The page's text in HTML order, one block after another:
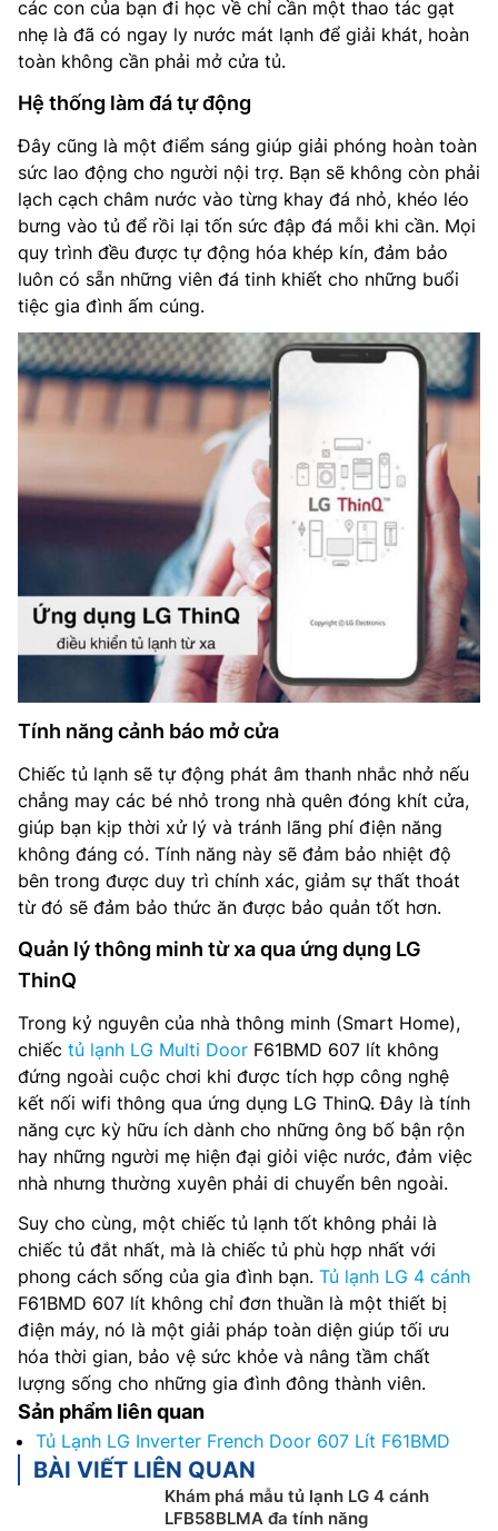
các con của bạn đi học về chỉ cần một thao tác gạt
nhẹ là đã có ngay ly nước mát lạnh để giải khát, hoàn
toàn không cần phải mở cửa tủ.
Hệ thống làm đá tự động
Đây cũng là một điểm sáng giúp giải phóng hoàn toàn
sức lao động cho người nội trợ. Bạn sẽ không còn phải
lạch cạch châm nước vào từng khay đá nhỏ, khéo léo
bưng vào tủ để rồi lại tốn sức đập đá mỗi khi cần. Mọi
quy trình đều được tự động hóa khép kín, đảm bảo
luôn có sẵn những viên đá tinh khiết cho những buổi
tiệc gia đình ấm cúng.
Tính năng cảnh báo mở cửa
Chiếc tủ lạnh sẽ tự động phát âm thanh nhắc nhở nếu
chẳng may các bé nhỏ trong nhà quên đóng khít cửa,
giúp bạn kịp thời xử lý và tránh lãng phí điện năng
không đáng có. Tính năng này sẽ đảm bảo nhiệt độ
bên trong được duy trì chính xác, giảm sự thất thoát
từ đó sẽ đảm bảo thức ăn được bảo quản tốt hơn.
Quản lý thông minh từ xa qua ứng dụng LG
ThinQ
Trong kỷ nguyên của nhà thông minh (Smart Home),
chiếc tủ lạnh LG Multi Door F61BMD 607 lít không
đứng ngoài cuộc chơi khi được tích hợp công nghệ
kết nối wifi thông qua ứng dụng LG ThinQ. Đây là tính
năng cực kỳ hữu ích dành cho những ông bố bận rộn
hay những người mẹ hiện đại giỏi việc nước, đảm việc
nhà nhưng thường xuyên phải di chuyển bên ngoài.
Suy cho cùng, một chiếc tủ lạnh tốt không phải là
chiếc tủ đắt nhất, mà là chiếc tủ phù hợp nhất với
phong cách sống của gia đình bạn. Tủ lạnh LG 4 cánh
F61BMD 607 lít không chỉ đơn thuần là một thiết bị
điện máy, nó là một giải pháp toàn diện giúp tối ưu
hóa thời gian, bảo vệ sức khỏe và nâng tầm chất
lượng sống cho những gia đình đông thành viên.
Sản phẩm liên quan
Tủ Lạnh LG Inverter French Door 607 Lít F61BMD
BÀI VIẾT LIÊN QUAN
Khám phá mẫu tủ lạnh LG 4 cánh
LFB58BLMA đa tính năng